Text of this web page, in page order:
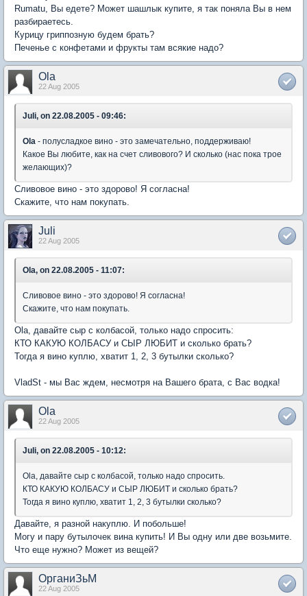
Rumatu, Вы едете? Может шашлык купите, я так поняла Вы в нем
разбираетесь.
Курицу гриппозную будем брать?
Печенье с конфетами и фрукты там всякие надо?
Ola
22 Aug 2005
Juli, on 22.08.2005 - 09:46:
Ola - полусладкое вино - это замечательно, поддерживаю!
Какое Вы любите, как на счет сливового? И сколько (нас пока трое
желающих)?
Сливовое вино - это здорово! Я согласна!
Скажите, что нам покупать.
Juli
22 Aug 2005
Ola, on 22.08.2005 - 11:07:
Сливовое вино - это здорово! Я согласна!
Скажите, что нам покупать.
Ola, давайте сыр с колбасой, только надо спросить:
КТО КАКУЮ КОЛБАСУ и СЫР ЛЮБИТ и сколько брать?
Тогда я вино куплю, хватит 1, 2, 3 бутылки сколько?
VladSt - мы Вас ждем, несмотря на Вашего брата, с Вас водка!
Ola
22 Aug 2005
Juli, on 22.08.2005 - 10:12:
Ola, давайте сыр с колбасой, только надо спросить.
КТО КАКУЮ КОЛБАСУ и СЫР ЛЮБИТ и сколько брать?
Тогда я вино куплю, хватит 1, 2, 3 бутылки сколько?
Давайте, я разной накуплю. И побольше!
Могу и пару бутылочек вина купить! И Вы одну или две возьмите.
Что еще нужно? Может из вещей?
ОрганиЗьМ
22 Aug 2005